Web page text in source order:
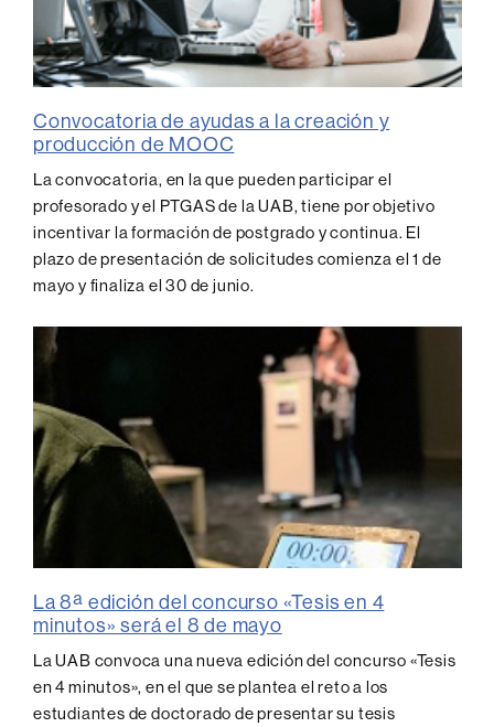
Convocatoria de ayudas a la creación y
producción de MOOC
La convocatoria, en la que pueden participar el
profesorado y el PTGAS de la UAB, tiene por objetivo
incentivar la formación de postgrado y continua. El
plazo de presentación de solicitudes comienza el 1 de
mayo y finaliza el 30 de junio.
La 8ª edición del concurso «Tesis en 4
minutos» será el 8 de mayo
La UAB convoca una nueva edición del concurso «Tesis
en 4 minutos», en el que se plantea el reto a los
estudiantes de doctorado de presentar su tesis